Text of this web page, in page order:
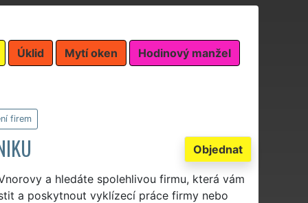
Úklid Mytí oken Hodinový manžel
firem
Objednat
a hledáte spolehlivou firmu, která vám
a poskytnout vyklízecí práce firmy nebo